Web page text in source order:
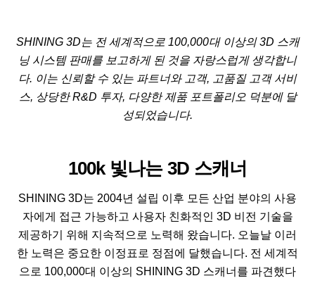
SHINING 3D는 전 세계적으로 100,000대 이상의 3D 스캐
닝 시스템 판매를 보고하게 된 것을 자랑스럽게 생각합니
다. 이는 신뢰할 수 있는 파트너와 고객, 고품질 고객 서비
스, 상당한 R&D 투자, 다양한 제품 포트폴리오 덕분에 달
성되었습니다.
100k 빛나는 3D 스캐너
SHINING 3D는 2004년 설립 이후 모든 산업 분야의 사용
자에게 접근 가능하고 사용자 친화적인 3D 비전 기술을
제공하기 위해 지속적으로 노력해 왔습니다. 오늘날 이러
한 노력은 중요한 이정표로 정점에 달했습니다. 전 세계적
으로 100,000대 이상의 SHINING 3D 스캐너를 파견했다